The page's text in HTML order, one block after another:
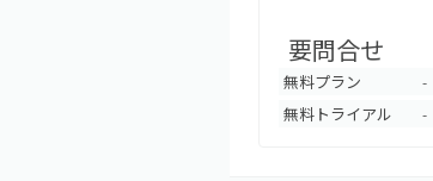
要問合せ
無料プラン -
無料トライアル -